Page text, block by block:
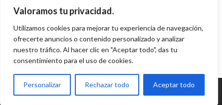
Valoramos tu privacidad.
Utilizamos cookies para mejorar tu experiencia de navegación,
ofrecerte anuncios o contenido personalizado y analizar
nuestro tráfico. Al hacer clic en "Aceptar todo", das tu
consentimiento para el uso de cookies.
Personalizar Rechazar todo Aceptar todo
Entre las victimas del ‘asesino de Monserrate’
Andres Felipe Gama miércoles enero 20, 2016